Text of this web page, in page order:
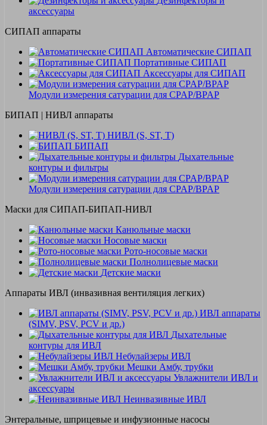
аксессуары
СИПАП аппараты
Автоматические СИПАП
Портативные СИПАП
Аксессуары для СИПАП
Модули измерения сатурации для CPAP/BPAP
БИПАП | НИВЛ аппараты
НИВЛ (S, ST, T)
БИПАП
Дыхательные
контуры и фильтры
Модули измерения сатурации для CPAP/BPAP
Маски для СИПАП-БИПАП-НИВЛ
Канюльные маски
Носовые маски
Рото-носовые маски
Полнолицевые маски
Детские маски
Аппараты ИВЛ (инвазивная вентиляция легких)
ИВЛ аппараты
(SIMV, PSV, PCV и др.)
Дыхательные
контуры для ИВЛ
Небулайзеры ИВЛ
Мешки Амбу, трубки
Увлажнители ИВЛ и
аксессуары
Неинвазивные ИВЛ
Энтеральные, шприцевые и инфузионные насосы